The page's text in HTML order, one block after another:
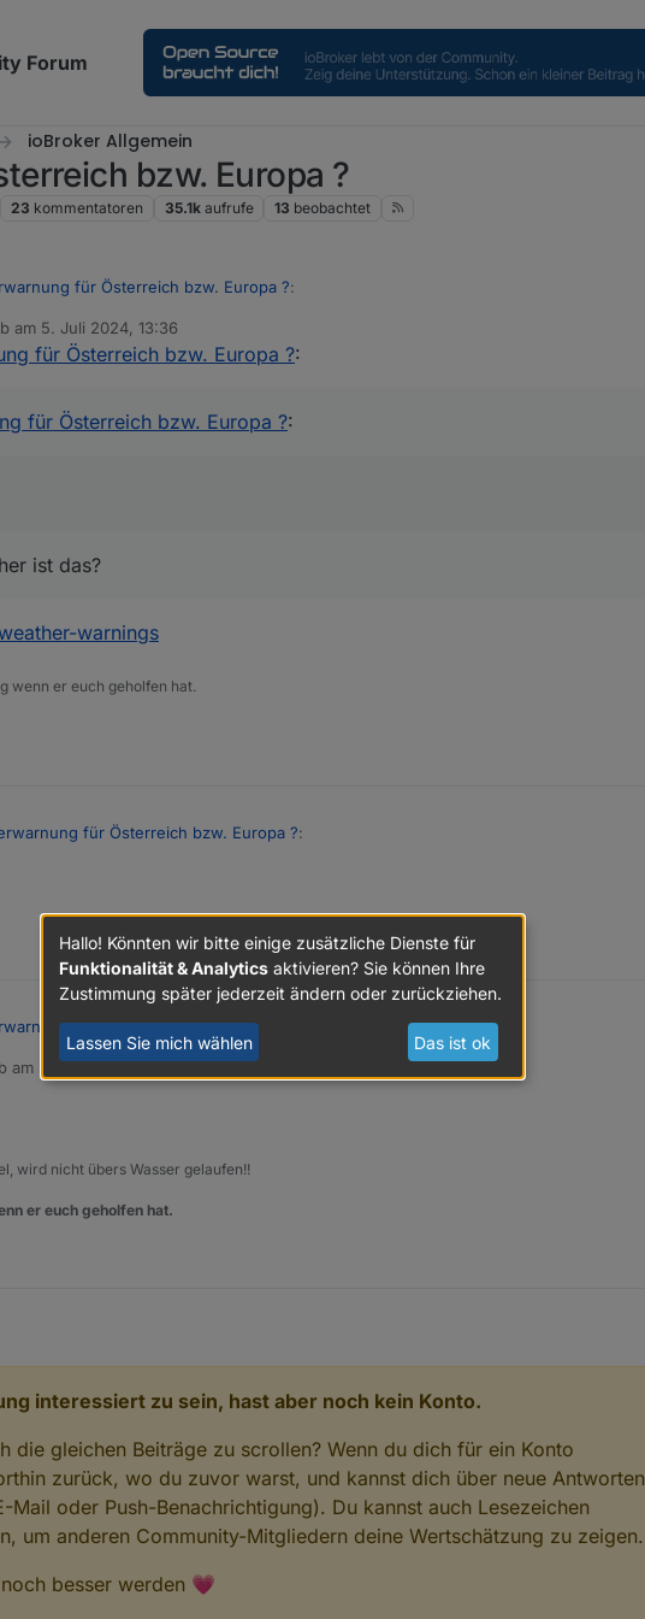
Forum
ioBroker Allgemein
bzw. Europa ?
23 kommentatoren 35.1k aufrufe 13 beobachtet
für Österreich bzw. Europa ?:
Welcher ist das?
am 5. Juli 2024, 13:36
editiert von
für Österreich bzw. Europa ?:
für Österreich bzw. Europa ?:
ist das?
warnings
wenn er euch geholfen hat.
für Österreich bzw. Europa ?:
Welcher ist das?
warnings
für Österreich bzw. Europa ?
am 5. Juli 2024, 16:26
editiert von Nashra7. Mai 2024, 18:26
wird nicht übers Wasser gelaufen!!
er euch geholfen hat.
interessiert zu sein, hast aber noch kein Konto.
die gleichen Beiträge zu scrollen? Wenn du dich für ein Konto
zurück, wo du zuvor warst, und kannst dich über neue Antworten
oder Push-Benachrichtigung). Du kannst auch Lesezeichen
um anderen Community-Mitgliedern deine Wertschätzung zu zeigen.
besser werden 💗
Hallo! Könnten wir bitte einige zusätzliche Dienste für
Funktionalität & Analytics aktivieren? Sie können Ihre
Zustimmung später jederzeit ändern oder zurückziehen.
Lassen Sie mich wählen Das ist ok